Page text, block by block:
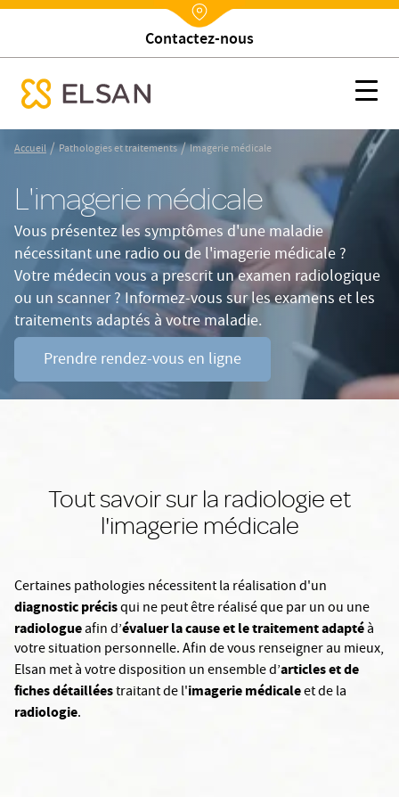
Nx:Aller
contenu
principal
Nx:Annuaire
Contactez-nous
Imagerie médicale
menu mobile
Accueil / Pathologies et traitements / Imagerie médicale
L'imagerie médicale
Vous présentez les symptômes d'une maladie
nécessitant une radio ou de l'imagerie médicale ?
Votre médecin vous a prescrit un examen radiologique
ou un scanner ? Informez-vous sur les examens et les
traitements adaptés à votre maladie.
Prendre rendez-vous en ligne
Tout savoir sur la radiologie et
l'imagerie médicale
Certaines pathologies nécessitent la réalisation d'un
diagnostic précisqui ne peut être réalisé que par un ou une
radiologueafin d’évaluer la cause et le traitement adaptéà
votre situation personnelle. Afin de vous renseigner au mieux,
Elsan met à votre disposition un ensemble d’articles et de
fiches détailléestraitant de l'imagerie médicaleet de la
radiologie.